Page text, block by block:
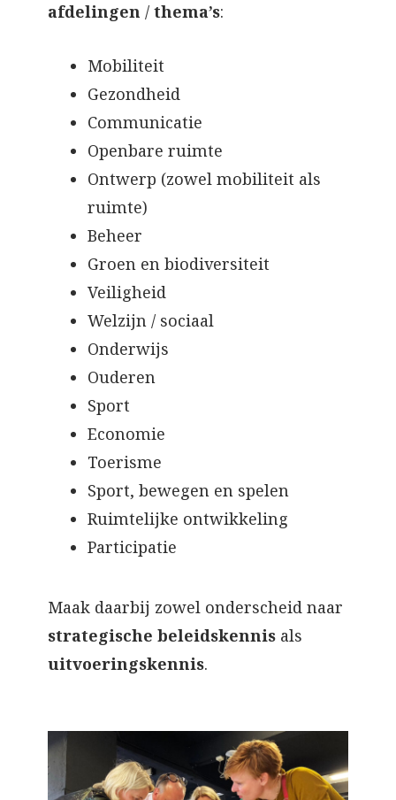
afdelingen / thema’s:
Mobiliteit
Gezondheid
Communicatie
Openbare ruimte
Ontwerp (zowel mobiliteit als
ruimte)
Beheer
Groen en biodiversiteit
Veiligheid
Welzijn / sociaal
Onderwijs
Ouderen
Sport
Economie
Toerisme
Sport, bewegen en spelen
Ruimtelijke ontwikkeling
Participatie
Maak daarbij zowel onderscheid naar
strategische beleidskennis als
uitvoeringskennis.